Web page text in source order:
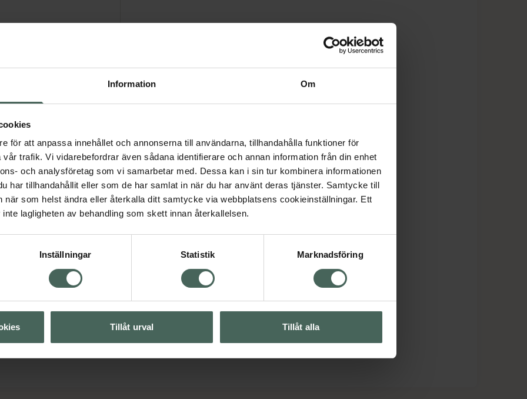
Information Om
för att anpassa innehållet och annonserna till användarna, tillhandahålla funktioner för
trafik. Vi vidarebefordrar även sådana identifierare och annan information från din enhet
och analysföretag som vi samarbetar med. Dessa kan i sin tur kombinera informationen
har tillhandahållit eller som de har samlat in när du har använt deras tjänster. Samtycke till
när som helst ändra eller återkalla ditt samtycke via webbplatsens cookieinställningar. Ett
lagligheten av behandling som skett innan återkallelsen.
Inställningar Statistik Marknadsföring
Tillåt urval Tillåt alla
lättnapp för att
vare stora lufthål
silkeslen silikon, MAM
som mammas
Start Night ligger
som gör det enkelt att
knopp ärMAM
lite enklare
Därför är sköld,
cirkulära
testat på 1541
ärtillverkade
avISCC PLUS"
Nappar och bitringar